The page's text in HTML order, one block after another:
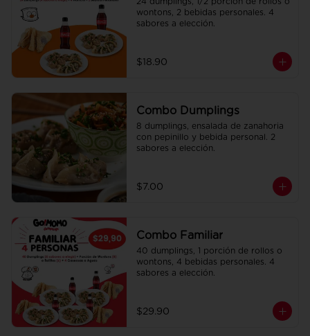
wontons, 2 bebidas personales. 4
sabores a elección.
$18.90
Combo Dumplings
8 dumplings, ensalada de zanahoria
con pepinillo y bebida personal. 2
sabores a elección.
$7.00
Combo Familiar
40 dumplings, 1 porción de rollos o
wontons, 4 bebidas personales. 4
sabores a elección.
$29.90